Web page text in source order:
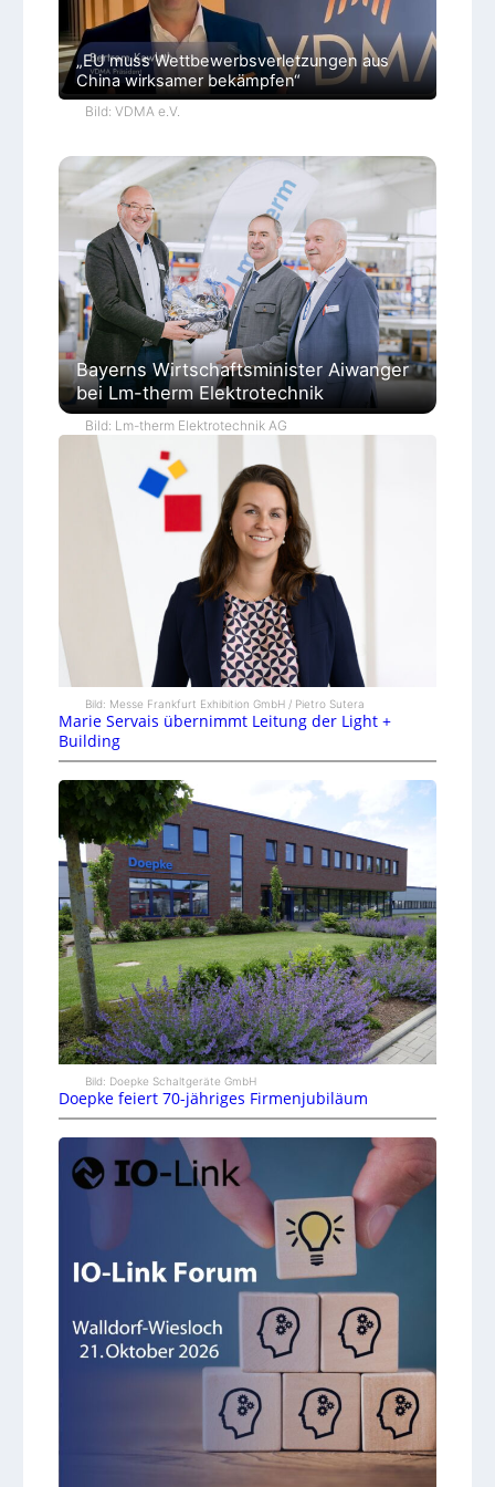
„EU muss Wettbewerbsverletzungen aus
China wirksamer bekämpfen“
Bild: VDMA e.V.
Bayerns Wirtschaftsminister Aiwanger
bei Lm-therm Elektrotechnik
Bild: Lm-therm Elektrotechnik AG
Bild: Messe Frankfurt Exhibition GmbH / Pietro Sutera
Marie Servais übernimmt Leitung der Light +
Building
Bild: Doepke Schaltgeräte GmbH
Doepke feiert 70-jähriges Firmenjubiläum